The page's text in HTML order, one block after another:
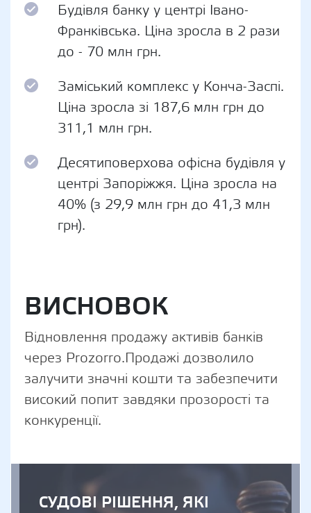
Будівля банку у центрі Івано-
Франківська. Ціна зросла в 2 рази
до - 70 млн грн.
Заміський комплекс у Конча-Заспі.
Ціна зросла зі 187,6 млн грн до
311,1 млн грн.
Десятиповерхова офісна будівля у
центрі Запоріжжя. Ціна зросла на
40% (з 29,9 млн грн до 41,3 млн
грн).
ВИСНОВОК
Відновлення продажу активів банків
через Prozorro.Продажі дозволило
залучити значні кошти та забезпечити
високий попит завдяки прозорості та
конкуренції.
СУДОВІ РІШЕННЯ, ЯКІ